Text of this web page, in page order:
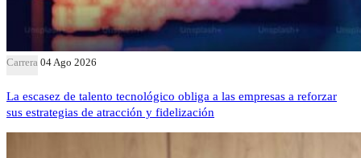
Carrera 04 Ago 2026
La escasez de talento tecnológico obliga a las empresas a reforzar
sus estrategias de atracción y fidelización